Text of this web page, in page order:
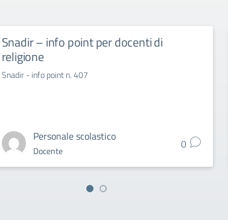
Snadir – info point per docenti di
religione
Snadir - info point n. 407
Personale scolastico
Docente 0